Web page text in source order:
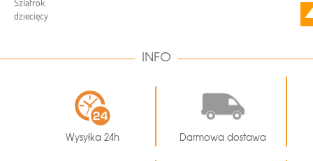
Szlafrok
dziecięcy
INFO
Wysyłka 24h Darmowa dostawa